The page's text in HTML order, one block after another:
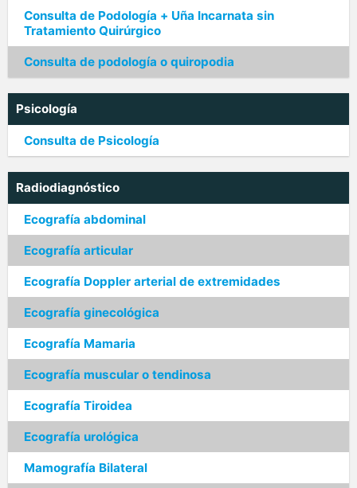
Consulta de Podología + Uña Incarnata sin
Tratamiento Quirúrgico
Consulta de podología o quiropodia
Psicología
Consulta de Psicología
Radiodiagnóstico
Ecografía abdominal
Ecografía articular
Ecografía Doppler arterial de extremidades
Ecografía ginecológica
Ecografía Mamaria
Ecografía muscular o tendinosa
Ecografía Tiroidea
Ecografía urológica
Mamografía Bilateral